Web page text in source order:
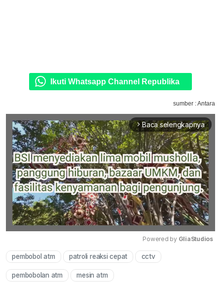
Ikuti Whatsapp Channel Republika
sumber : Antara
arrow_forward_ios Baca selengkapnya
Powered by GliaStudios
pembobol atm patroli reaksi cepat cctv
pembobolan atm mesin atm